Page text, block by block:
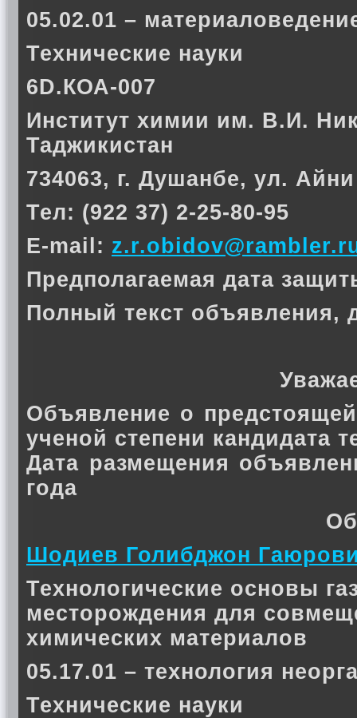
05.02.01 –
Технические науки
6D.КОА-007
Институт химии им. В.И.
Таджикистан
734063, г. Душанбе, ул.
Тел: (922 37) 2-25-80-95
E-mail:
Предполагаемая дата
Полный текст объявления,
Объявление о
ученой степени кандидата
Дата размещения
года
Шодиев Голибджон
Технологические основы
месторождения для
химических материалов
05.17.01 – технология
Технические науки